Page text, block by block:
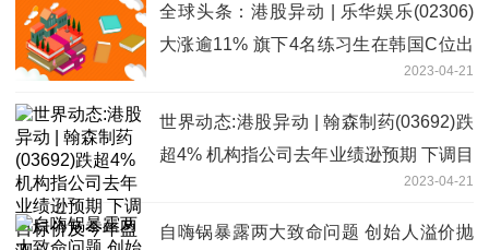
全球头条：港股异动 | 乐华娱乐(02306)
大涨逾11% 旗下4名练习生在韩国C位出
2023-04-21
世界动态:港股异动 | 翰森制药(03692)跌
超4% 机构指公司去年业绩逊预期 下调目
2023-04-21
自嗨锅暴露两大致命问题 创始人溢价抛